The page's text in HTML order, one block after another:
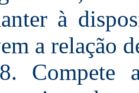
à
a relação
Compete